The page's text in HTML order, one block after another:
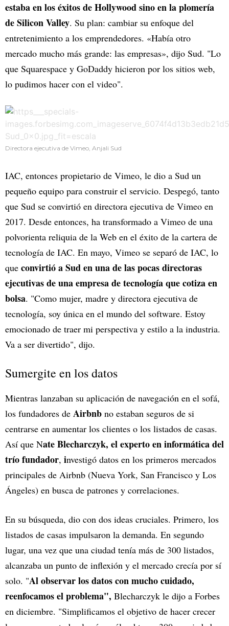
estaba en los éxitos de Hollywood sino en la plomería
de Silicon Valley. Su plan: cambiar su enfoque del
entretenimiento a los emprendedores. «Había otro
mercado mucho más grande: las empresas», dijo Sud. "Lo
que Squarespace y GoDaddy hicieron por los sitios web,
lo pudimos hacer con el video".
Directora ejecutiva de Vimeo, Anjali Sud
IAC, entonces propietario de Vimeo, le dio a Sud un
pequeño equipo para construir el servicio. Despegó, tanto
que Sud se convirtió en directora ejecutiva de Vimeo en
2017. Desde entonces, ha transformado a Vimeo de una
polvorienta reliquia de la Web en el éxito de la cartera de
tecnología de IAC. En mayo, Vimeo se separó de IAC, lo
que convirtió a Sud en una de las pocas directoras
ejecutivas de una empresa de tecnología que cotiza en
bolsa. "Como mujer, madre y directora ejecutiva de
tecnología, soy única en el mundo del software. Estoy
emocionado de traer mi perspectiva y estilo a la industria.
Va a ser divertido", dijo.
Sumergite en los datos
Mientras lanzaban su aplicación de navegación en el sofá,
los fundadores de Airbnb no estaban seguros de si
centrarse en aumentar los clientes o los listados de casas.
Así que Nate Blecharczyk, el experto en informática del
trío fundador, investigó datos en los primeros mercados
principales de Airbnb (Nueva York, San Francisco y Los
Ángeles) en busca de patrones y correlaciones.
En su búsqueda, dio con dos ideas cruciales. Primero, los
listados de casas impulsaron la demanda. En segundo
lugar, una vez que una ciudad tenía más de 300 listados,
alcanzaba un punto de inflexión y el mercado crecía por sí
solo. "Al observar los datos con mucho cuidado,
reenfocamos el problema", Blecharczyk le dijo a Forbes
en diciembre. "Simplificamos el objetivo de hacer crecer